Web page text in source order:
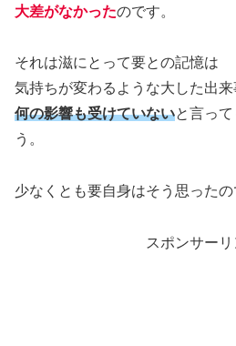
大差がなかったのです。
それは滋にとって要との記憶は
気持ちが変わるような大した出来
何の影響も受けていないと言っ
う。
少なくとも要自身はそう思ったの
スポンサーリ